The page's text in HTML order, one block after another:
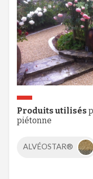
Produits utilisés
piétonne
ALVÉOSTAR®